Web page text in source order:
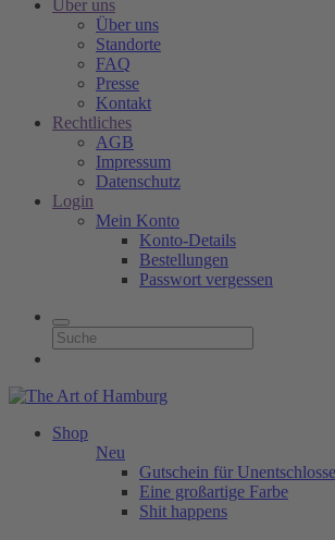
Über uns
Über uns
Standorte
FAQ
Presse
Kontakt
Rechtliches
AGB
Impressum
Datenschutz
Login
Mein Konto
Konto-Details
Bestellungen
Passwort vergessen
Shop
Neu
Gutschein für
Eine großartige Farbe
Shit happens